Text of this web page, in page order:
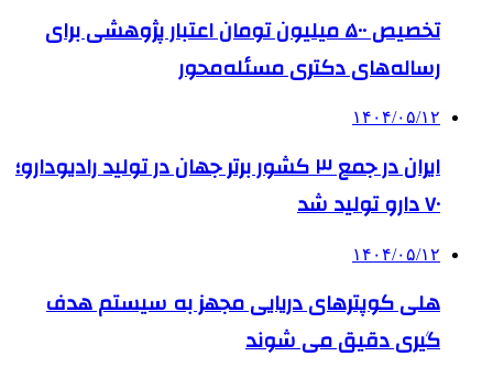
تخصیص ۵۰۰ میلیون تومان اعتبار پژوهشی برای
رساله‌های دکتری مسئله‌محور
۱۴۰۴/۰۵/۱۲
ایران در جمع ۳ کشور برتر جهان در تولید رادیودارو؛
۷۰ دارو تولید شد
۱۴۰۴/۰۵/۱۲
هلی کوپترهای دریایی مجهز به سیستم هدف
گیری دقیق می شوند